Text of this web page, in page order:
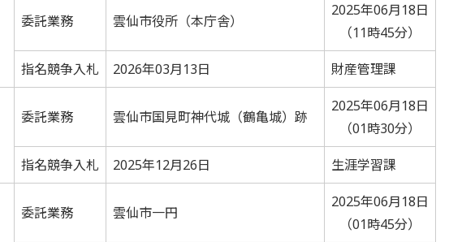
委託業務 雲仙市役所（本庁舎）
2025年06月18日
（11時45分）
指名競争入札 2026年03月13日 財産管理課
委託業務 雲仙市国見町神代城（鶴亀城）跡
2025年06月18日
（01時30分）
指名競争入札 2025年12月26日 生涯学習課
委託業務 雲仙市一円
2025年06月18日
（01時45分）